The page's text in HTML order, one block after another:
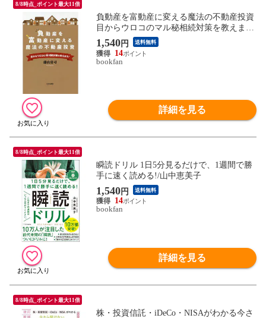
8/8時点_ポイント最大11倍
負動産を富動産に変える魔法の不動産投資
目からウロコのマル秘相続対策を教えま
す!/藤山勇司
1,540円 送料無料
14
bookfan
詳細を見る
8/8時点_ポイント最大11倍
瞬読ドリル 1日5分見るだけで、1週間で勝
手に速く読める!/山中恵美子
1,540円 送料無料
14
bookfan
詳細を見る
8/8時点_ポイント最大11倍
株・投資信託・iDeCo・NISAがわかる今さ